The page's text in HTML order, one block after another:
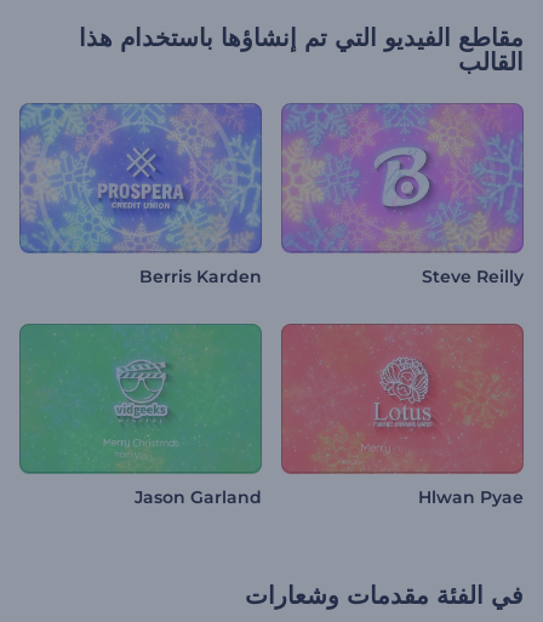
مقاطع الفيديو التي تم إنشاؤها باستخدام هذا
القالب
Steve Reilly
Berris Karden
Hlwan Pyae
Jason Garland
في الفئة مقدمات وشعارات